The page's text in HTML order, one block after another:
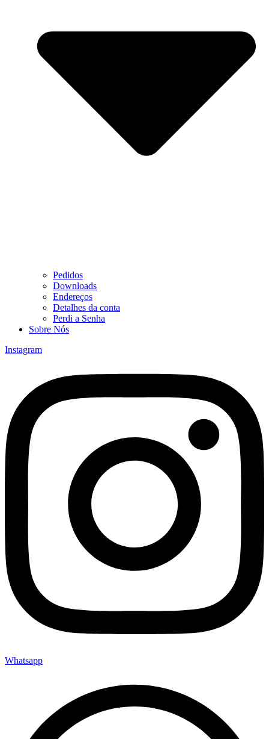
Pedidos
Downloads
Endereços
Detalhes da conta
Perdi a Senha
Sobre Nós
Instagram
Whatsapp